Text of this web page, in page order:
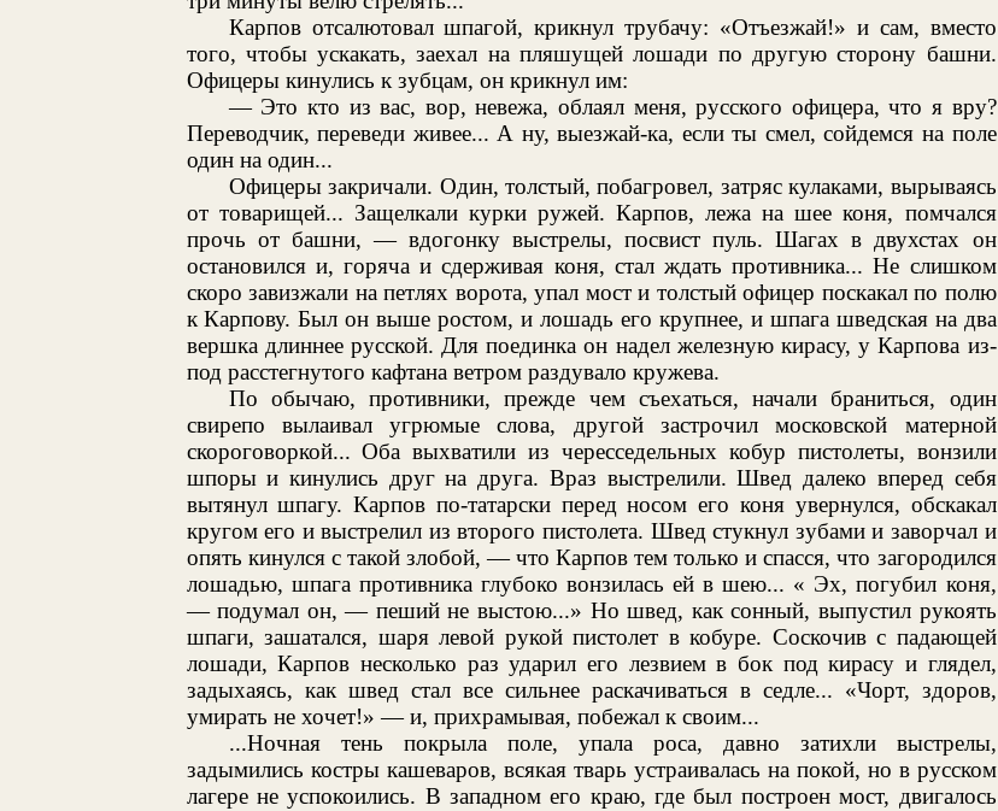
Карпов отсалютовал шпагой, крикнул трубачу: «Отъезжай!» и сам, вместо
того, чтобы ускакать, заехал на пляшущей лошади по другую сторону башни.
Офицеры кинулись к зубцам, он крикнул им:
— Это кто из вас, вор, невежа, облаял меня, русского офицера, что я вру?
Переводчик, переведи живее... А ну, выезжай-ка, если ты смел, сойдемся на поле
один на один...
Офицеры закричали. Один, толстый, побагровел, затряс кулаками, вырываясь
от товарищей... Защелкали курки ружей. Карпов, лежа на шее коня, помчался
прочь от башни, — вдогонку выстрелы, посвист пуль. Шагах в двухстах он
остановился и, горяча и сдерживая коня, стал ждать противника... Не слишком
скоро завизжали на петлях ворота, упал мост и толстый офицер поскакал по полю
к Карпову. Был он выше ростом, и лошадь его крупнее, и шпага шведская на два
вершка длиннее русской. Для поединка он надел железную кирасу, у Карпова из-
под расстегнутого кафтана ветром раздувало кружева.
По обычаю, противники, прежде чем съехаться, начали браниться, один
свирепо вылаивал угрюмые слова, другой застрочил московской матерной
скороговоркой... Оба выхватили из чересседельных кобур пистолеты, вонзили
шпоры и кинулись друг на друга. Враз выстрелили. Швед далеко вперед себя
вытянул шпагу. Карпов по-татарски перед носом его коня увернулся, обскакал
кругом его и выстрелил из второго пистолета. Швед стукнул зубами и заворчал и
опять кинулся с такой злобой, — что Карпов тем только и спасся, что загородился
лошадью, шпага противника глубоко вонзилась ей в шею... « Эх, погубил коня,
— подумал он, — пеший не выстою...» Но швед, как сонный, выпустил рукоять
шпаги, зашатался, шаря левой рукой пистолет в кобуре. Соскочив с падающей
лошади, Карпов несколько раз ударил его лезвием в бок под кирасу и глядел,
задыхаясь, как швед стал все сильнее раскачиваться в седле... «Чорт, здоров,
умирать не хочет!» — и, прихрамывая, побежал к своим...
...Ночная тень покрыла поле, упала роса, давно затихли выстрелы,
задымились костры кашеваров, всякая тварь устраивалась на покой, но в русском
лагере не успокоились. В западном его краю, где был построен мост, двигалось